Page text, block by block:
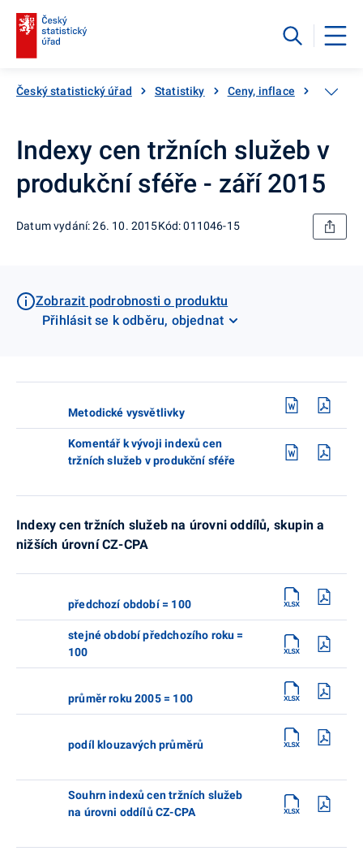
Český statistický úřad Statistiky Ceny, inflace Ceny
Indexy cen tržních služeb v
produkční sféře - září 2015
Datum vydání: 26. 10. 2015Kód: 011046-15
Zobrazit podrobnosti o produktu
Přihlásit se k odběru, objednat
Metodické vysvětlivky
Komentář k vývoji indexů cen
tržních služeb v produkční sféře
Indexy cen tržních služeb na úrovni oddílů, skupin a
nižších úrovní CZ-CPA
předchozí období = 100
stejné období předchozího roku =
100
průměr roku 2005 = 100
podíl klouzavých průměrů
Souhrn indexů cen tržních služeb
na úrovni oddílů CZ-CPA